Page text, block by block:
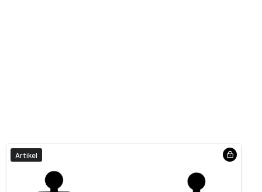
Artikel